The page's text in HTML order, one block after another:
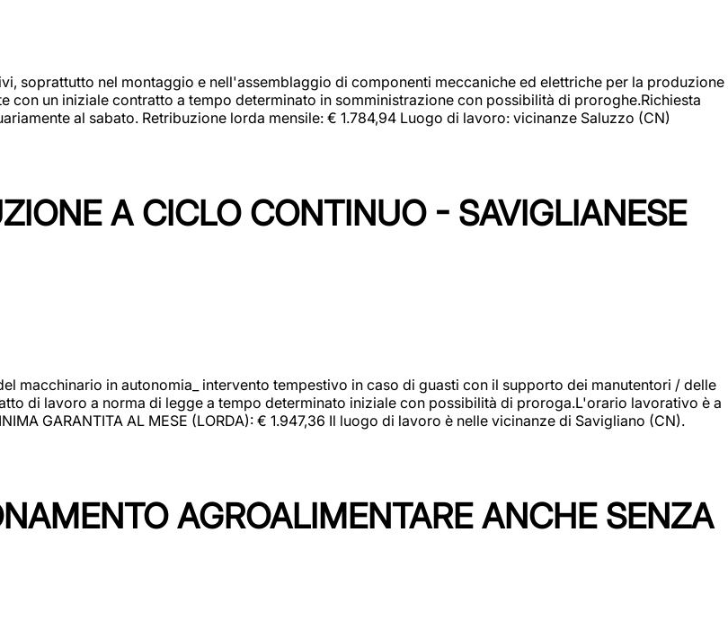
soprattutto nel montaggio e nell'assemblaggio di componenti meccaniche ed elettriche per la produzione
un iniziale contratto a tempo determinato in somministrazione con possibilità di proroghe.Richiesta
al sabato. Retribuzione lorda mensile: € 1.784,94 Luogo di lavoro: vicinanze Saluzzo (CN)
A CICLO CONTINUO - SAVIGLIANESE
macchinario in autonomia_ intervento tempestivo in caso di guasti con il supporto dei manutentori / delle
di lavoro a norma di legge a tempo determinato iniziale con possibilità di proroga.L'orario lavorativo è a
GARANTITA AL MESE (LORDA): € 1.947,36 Il luogo di lavoro è nelle vicinanze di Savigliano (CN).
AGROALIMENTARE ANCHE SENZA